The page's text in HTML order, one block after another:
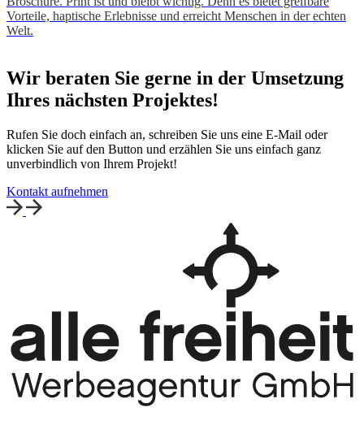
Vorteile, haptische Erlebnisse und erreicht Menschen in der echten
Welt.
Wir beraten Sie gerne in der Umsetzung
Ihres nächsten Projektes!
Rufen Sie doch einfach an, schreiben Sie uns eine E-Mail oder
klicken Sie auf den Button und erzählen Sie uns einfach ganz
unverbindlich von Ihrem Projekt!
Kontakt aufnehmen